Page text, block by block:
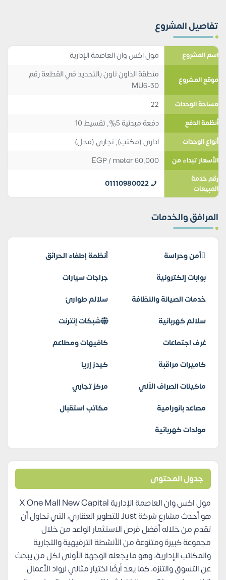
تفاصيل المشروع
اسم المشروع مول اكس وان العاصمة الإدارية
موقع المشروع
منطقة الداون تاون بالتحديد في القطعة رقم
MU6-30
مساحة الوحدات 22
أنظمة الدفع دفعة مبدئية 5%, تقسيط 10
أنواع الوحدات اداري (مكتب),تجاري (محل)
الأسعار تبداء من 60,000
EGP/ meter
رقم خدمة
المبيعات
01110980022
المرافق والخدمات
أمن وحراسة
أنظمة إطفاء الحرائق
بوابات إلكترونية
جراجات سيارات
خدمات الصيانة والنظافة
سلالم طوارئ
سلالم كهربائية
شبكات إنترنت
غرف اجتماعات
كافيهات ومطاعم
كاميرات مراقبة
كيدز إريا
ماكينات الصراف الآلي
مركز تجاري
مصاعد بانورامية
مكاتب استقبال
مولدات كهربائية
جدول المحتوى
مول اكس وان العاصمة الإدارية X One Mall New Capital
هو أحدث مشارع شركة Just للتطوير العقاري، التي تحاول أن
تقدم من خلاله أفضل فرص الاستثمار الواعد من خلال
مجموعة كبيرة ومتنوعة من الأنشطة الترفيهية والتجارية
والمكاتب الإدارية، وهو ما يجعله الوجهة الأولى لكل من يبحث
عن التسوق والتنزه، كما يعد أيضًا اختيار مثالي لرواد الأعمال